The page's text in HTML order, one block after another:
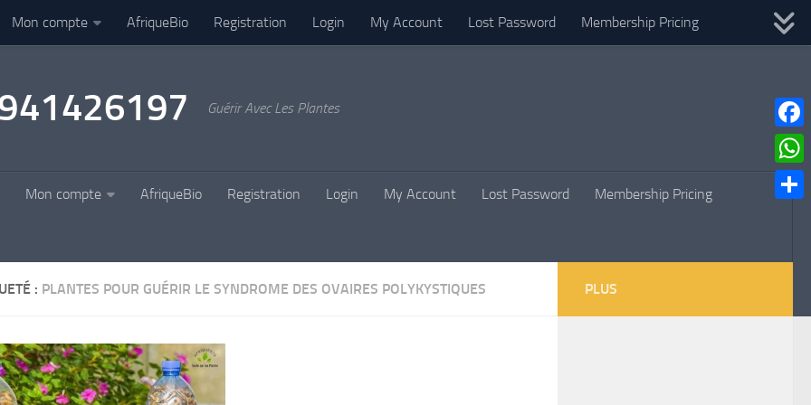
Mon compte AfriqueBio Registration Login My Account Lost Password Membership Pricing
Guérir Avec Les Plantes
Mon compte AfriqueBio Registration Login My Account Lost Password Membership Pricing
: PLANTES POUR GUÉRIR LE SYNDROME DES OVAIRES POLYKYSTIQUES PLUS